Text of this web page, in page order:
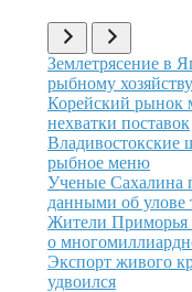
Иллюстрация
Землетрясение в
рыбному хозяйству
Иллюстрация
Корейский рынок
нехватки поставок
Иллюстрация
Владивостокские
рыбное меню
Иллюстрация
Ученые Сахалина
данными об улове
Иллюстрация
Жители Приморья
о
Иллюстрация
Экспорт живого
удвоился